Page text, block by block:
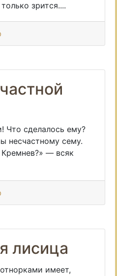
зрится....
Что сделалось ему?
несчастному сему.
Кремнев?» — всяк
лисица
имеет,